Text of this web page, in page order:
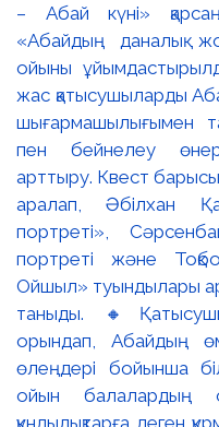
– Абай күні»
«Абайдың даналық
ойыны
жас қатысушыларды
шығармашылығымен
пен бейнелеу
арттыру. Квест
аралап, Әбілхан
портреті»,
портреті және
Ойшыл» туындылары
таныды.
орындап, Абайдың
өлеңдері бойынша
ойын балалардың
құндылықтарға деген